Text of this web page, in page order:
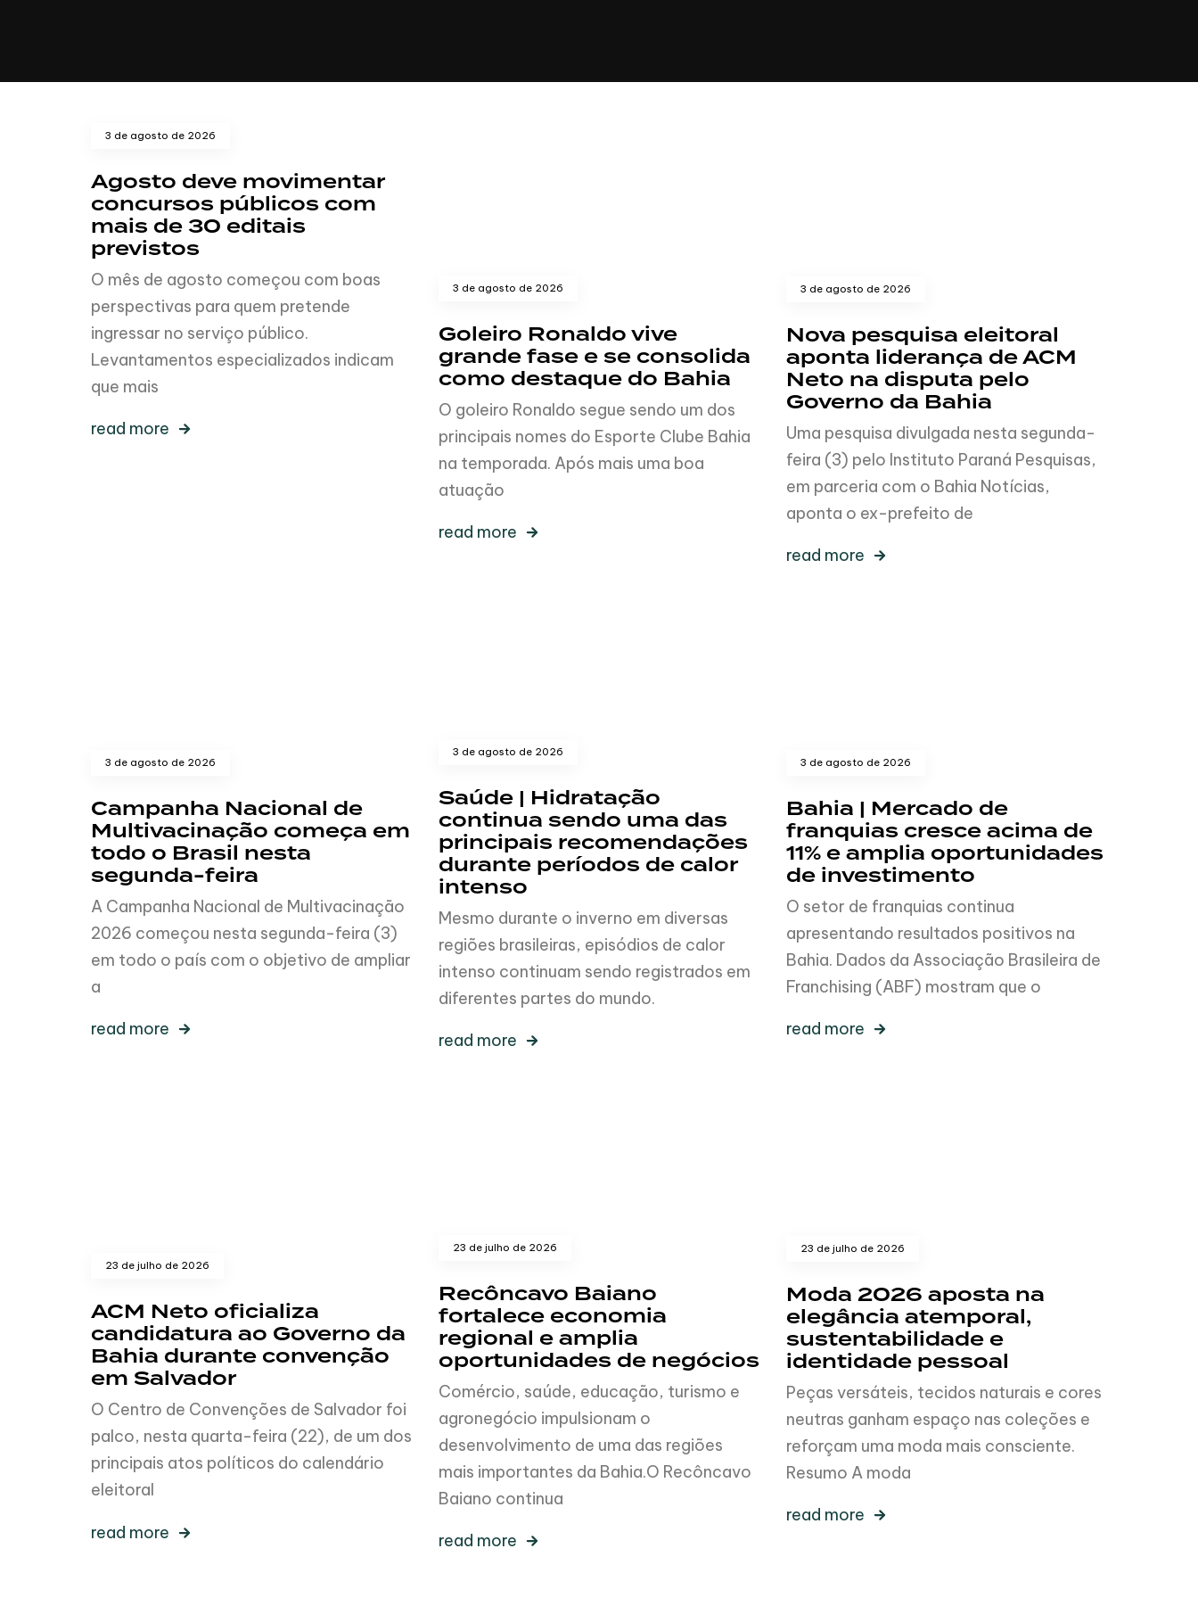
3 de agosto de 2026
Agosto deve movimentar
concursos públicos com
mais de 30 editais
previstos
O mês de agosto começou com boas
perspectivas para quem pretende
ingressar no serviço público.
Levantamentos especializados indicam
que mais
read more
3 de agosto de 2026
Goleiro Ronaldo vive
grande fase e se consolida
como destaque do Bahia
O goleiro Ronaldo segue sendo um dos
principais nomes do Esporte Clube Bahia
na temporada. Após mais uma boa
atuação
read more
3 de agosto de 2026
Nova pesquisa eleitoral
aponta liderança de ACM
Neto na disputa pelo
Governo da Bahia
Uma pesquisa divulgada nesta segunda-
feira (3) pelo Instituto Paraná Pesquisas,
em parceria com o Bahia Notícias,
aponta o ex-prefeito de
read more
3 de agosto de 2026
Campanha Nacional de
Multivacinação começa em
todo o Brasil nesta
segunda-feira
A Campanha Nacional de Multivacinação
2026 começou nesta segunda-feira (3)
em todo o país com o objetivo de ampliar
a
read more
3 de agosto de 2026
Saúde | Hidratação
continua sendo uma das
principais recomendações
durante períodos de calor
intenso
Mesmo durante o inverno em diversas
regiões brasileiras, episódios de calor
intenso continuam sendo registrados em
diferentes partes do mundo.
read more
3 de agosto de 2026
Bahia | Mercado de
franquias cresce acima de
11% e amplia oportunidades
de investimento
O setor de franquias continua
apresentando resultados positivos na
Bahia. Dados da Associação Brasileira de
Franchising (ABF) mostram que o
read more
23 de julho de 2026
ACM Neto oficializa
candidatura ao Governo da
Bahia durante convenção
em Salvador
O Centro de Convenções de Salvador foi
palco, nesta quarta-feira (22), de um dos
principais atos políticos do calendário
eleitoral
read more
23 de julho de 2026
Recôncavo Baiano
fortalece economia
regional e amplia
oportunidades de negócios
Comércio, saúde, educação, turismo e
agronegócio impulsionam o
desenvolvimento de uma das regiões
mais importantes da Bahia.O Recôncavo
Baiano continua
read more
23 de julho de 2026
Moda 2026 aposta na
elegância atemporal,
sustentabilidade e
identidade pessoal
Peças versáteis, tecidos naturais e cores
neutras ganham espaço nas coleções e
reforçam uma moda mais consciente.
Resumo A moda
read more